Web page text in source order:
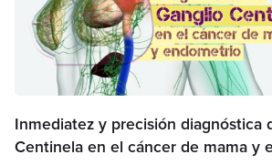
Inmediatez y precisión diagnóstica
Centinela en el cáncer de mama y